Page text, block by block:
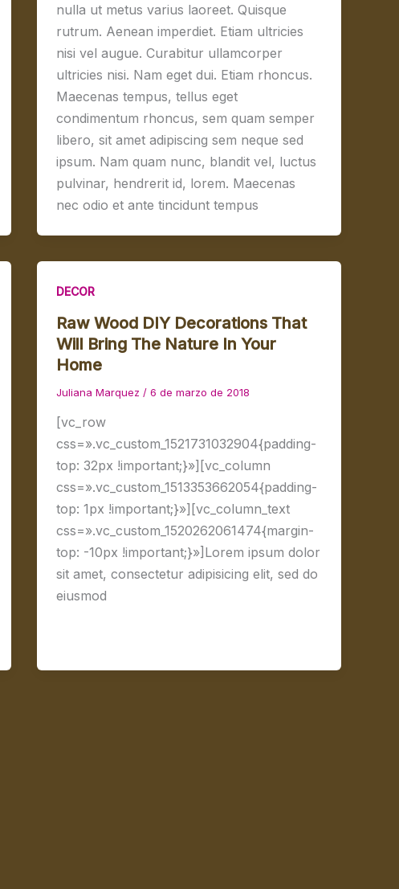
nulla ut metus varius laoreet. Quisque
rutrum. Aenean imperdiet. Etiam ultricies
nisi vel augue. Curabitur ullamcorper
ultricies nisi. Nam eget dui. Etiam rhoncus.
Maecenas tempus, tellus eget
condimentum rhoncus, sem quam semper
libero, sit amet adipiscing sem neque sed
ipsum. Nam quam nunc, blandit vel, luctus
pulvinar, hendrerit id, lorem. Maecenas
nec odio et ante tincidunt tempus
DECOR
Raw Wood DIY Decorations That
Will Bring The Nature In Your
Home
Juliana Marquez /6 de marzo de 2018
[vc_row
css=».vc_custom_1521731032904{padding-
top: 32px !important;}»][vc_column
css=».vc_custom_1513353662054{padding-
top: 1px !important;}»][vc_column_text
css=».vc_custom_1520262061474{margin-
top: -10px !important;}»]Lorem ipsum dolor
sit amet, consectetur adipisicing elit, sed do
eiusmod